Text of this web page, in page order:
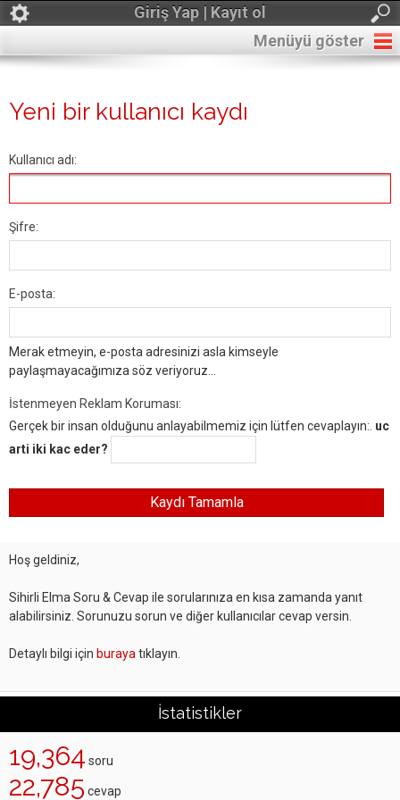
Giriş Yap | Kayıt ol
Menüyü göster
Yeni bir kullanıcı kaydı
Kullanıcı adı:
Şifre:
E-posta:
Merak etmeyin, e-posta adresinizi asla kimseyle
paylaşmayacağımıza söz veriyoruz...
İstenmeyen Reklam Koruması:
Gerçek bir insan olduğunu anlayabilmemiz için lütfen cevaplayın:. uc
arti iki kac eder?
Hoş geldiniz,
Sihirli Elma Soru & Cevap ile sorularınıza en kısa zamanda yanıt
alabilirsiniz. Sorunuzu sorun ve diğer kullanıcılar cevap versin.
Detaylı bilgi için buraya tıklayın.
İstatistikler
19,364 soru
22,785 cevap